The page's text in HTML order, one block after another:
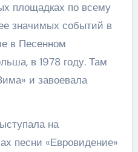
площадках по всему
значимых событий в
в Песенном
в 1978 году. Там
и завоевала
на
песни «Евровидение»